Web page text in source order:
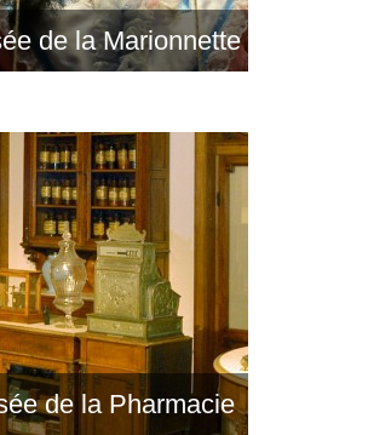
de la Marionnette
de la Pharmacie